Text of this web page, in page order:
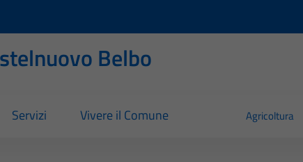
Belbo
Servizi Vivere il Comune Agricoltura